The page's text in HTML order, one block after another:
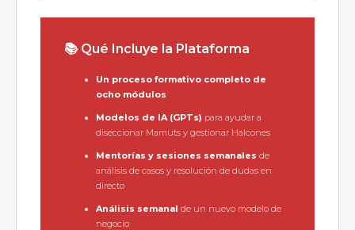
📚 Qué Incluye la Plataforma
Un proceso formativo completo de
ocho módulos
Modelos de IA (GPTs) para ayudar a
diseccionar Mamuts y gestionar Halcones
Mentorías y sesiones semanales de
análisis de casos y resolución de dudas en
directo
Análisis semanal de un nuevo modelo de
negocio